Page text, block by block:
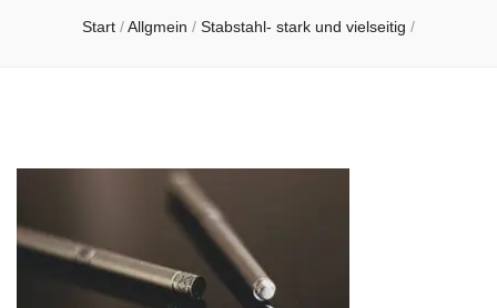
Start /Allgmein / Stabstahl- stark und vielseitig /